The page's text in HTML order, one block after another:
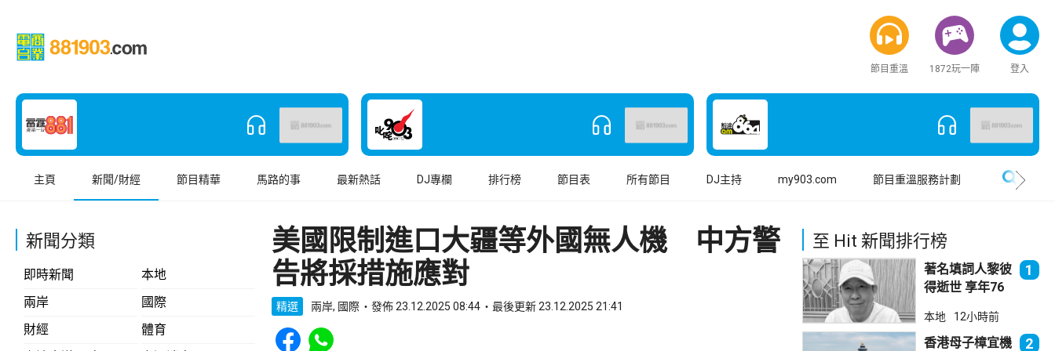
節目重溫 1872玩一陣 登入
主頁 新聞/財經 節目精華 馬路的事 最新熱話 DJ專欄 排行榜 節目表 所有節目 DJ主持 my903.com 節目重溫服務計劃
新聞分類
即時新聞
本地
兩岸
國際
財經
體育
美國限制進口大疆等外國無人機 中方警
告將採措施應對
精選 兩岸, 國際 發佈 23.12.2025 08:44 最後更新 23.12.2025 21:41
Share to Facebook
Share to WhatsApp
至 Hit 新聞排行榜
著名填詞人黎彼
得逝世 享年76
1
本地 12小時前
香港母子樟宜機 2